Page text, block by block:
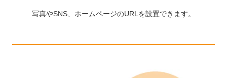
写真やSNS、ホームページのURLを設置できます。